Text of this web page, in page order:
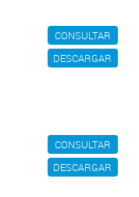
CONSULTAR
DESCARGAR
CONSULTAR
DESCARGAR